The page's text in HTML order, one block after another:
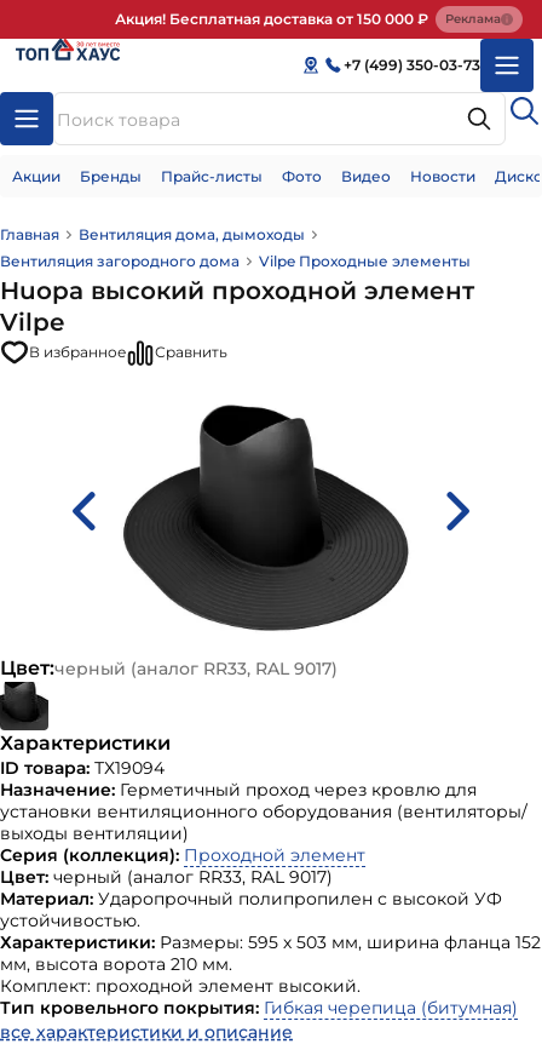
Акция! Бесплатная доставка от 150 000 ₽ Реклама
+7 (499) 350-03-73
Акции Бренды Прайс-листы Фото Видео Новости
Главная
Вентиляция дома, дымоходы
Вентиляция загородного дома
Vilpe Проходные элементы
Huopa высокий проходной элемент
Vilpe
В избранное Сравнить
Цвет:черный (аналог RR33, RAL 9017)
Характеристики
ID товара: ТХ19094
Назначение: Герметичный проход через кровлю для
установки вентиляционного оборудования (вентиляторы/
выходы вентиляции)
Серия (коллекция): Проходной элемент
Цвет: черный (аналог RR33, RAL 9017)
Материал: Ударопрочный полипропилен с высокой УФ
устойчивостью.
Характеристики: Размеры: 595 х 503 мм, ширина фланца 152
мм, высота ворота 210 мм.
Комплект: проходной элемент высокий.
Тип кровельного покрытия: Гибкая черепица (битумная)
все характеристики и описание